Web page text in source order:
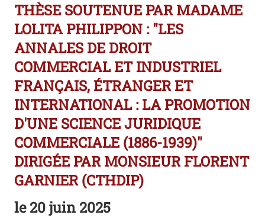
THÈSE SOUTENUE PAR MADAME
LOLITA PHILIPPON : "LES
ANNALES DE DROIT
COMMERCIAL ET INDUSTRIEL
FRANÇAIS, ÉTRANGER ET
INTERNATIONAL : LA PROMOTION
D'UNE SCIENCE JURIDIQUE
COMMERCIALE (1886-1939)"
DIRIGÉE PAR MONSIEUR FLORENT
GARNIER (CTHDIP)
le20 juin 2025